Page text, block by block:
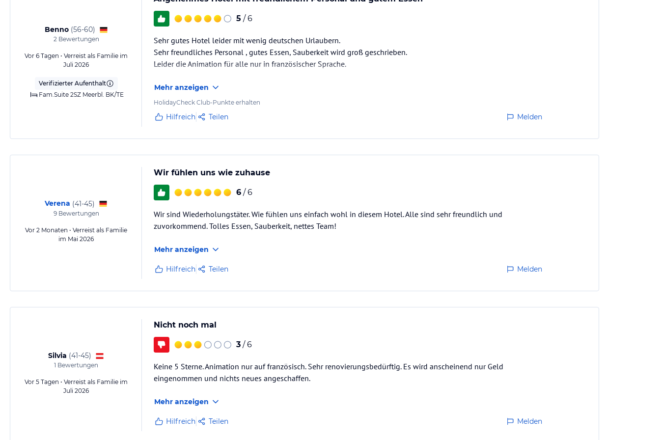
• 1 Frischwasser Swimmingpool für Erwachsene mit großer Sonnenterrasse
• 1 Frischwasser Gemeinschaftspool für Erwachsene
• 1 Frischwasser Gemeinschaftspool für Kinder
• 2 Frischwasser Swimmingpools für Kinder
• Wasserpark mit 7 Wasserrutschen (Rafting-Rutsche, Freifall-Kamikaze Rutsche, Multirutsche,
• Kinderspielplatz
• Kinder-Animation
Sonstige Einrichtungen und Services
Rezeption 24 Stunden
Mini Markt mit Tageszeitungen, Briefmarken, Zigaretten, Bustickets, etc.
Juwelier (klimatisiert)
Kostenloser Internetanschluß in allen öffentlichen Bereichen
Lift zu alle berreichen
Allgemeine und unverbindliche Hoteliers-/Veranstalter-/Kataloginformationen. Alle Angaben ohne
jeweiligen Veranstalters.
Benno (56-60)
2Bewertungen
Vor 6 Tagen • Verreist als Familie im
Juli 2026
Verifizierter Aufenthalt
Fam.Suite 2SZ Meerbl. BK/TE
5 / 6
Sehr gutes Hotel leider mit wenig deutschen Urlaubern.
Sehr freundliches Personal , gutes Essen, Sauberkeit wird groß geschrieben.
Leider die Animation für alle nur in französischer Sprache.
Mehr anzeigen
HolidayCheck Club-Punkte erhalten
Hilfreich Teilen Melden
Verena (41-45)
9Bewertungen
Vor 2 Monaten • Verreist als Familie
im Mai 2026
Wir fühlen uns wie zuhause
6 / 6
Wir sind Wiederholungstäter. Wie fühlen uns einfach wohl in diesem Hotel. Alle sind sehr freundlich und
zuvorkommend. Tolles Essen, Sauberkeit, nettes Team!
Mehr anzeigen
Hilfreich Teilen Melden
Silvia (41-45)
1 Bewertungen
Vor 5 Tagen • Verreist als Familie im
Juli 2026
Nicht noch mal
3 / 6
Keine 5 Sterne. Animation nur auf französisch. Sehr renovierungsbedürftig. Es wird anscheinend nur Geld
eingenommen und nichts neues angeschaffen.
Mehr anzeigen
Hilfreich Teilen Melden